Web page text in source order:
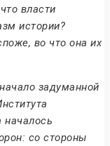
власти
истории?
во что она их
задуманной
началось
со стороны